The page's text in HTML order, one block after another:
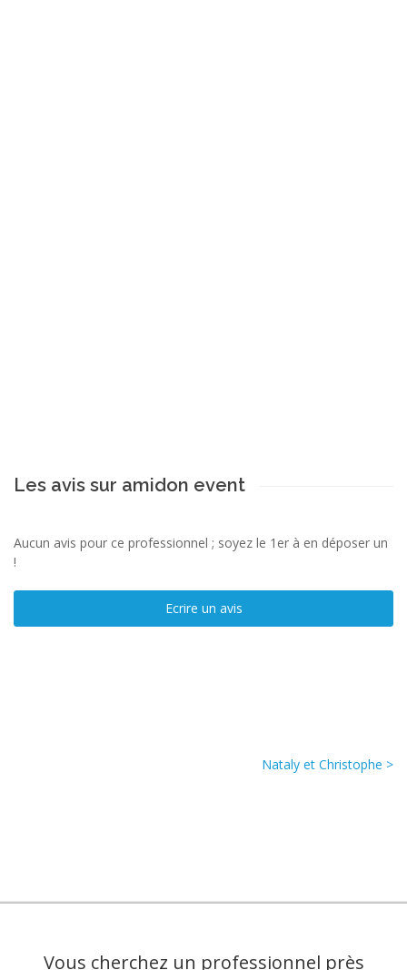
Les avis sur amidon event
Aucun avis pour ce professionnel ; soyez le 1er à en déposer un
!
Ecrire un avis
Nataly et Christophe >
Vous cherchez un professionnel près